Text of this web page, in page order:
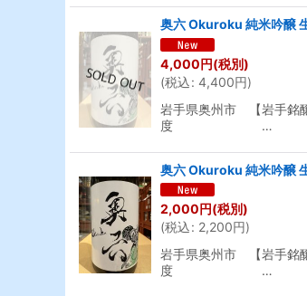
奥六 Okuroku 純米吟醸
4,000円(税別)
(税込: 4,400円)
岩手県奥州市 【岩手銘
度 …
奥六 Okuroku 純米吟醸
2,000円(税別)
(税込: 2,200円)
岩手県奥州市 【岩手銘
度 …